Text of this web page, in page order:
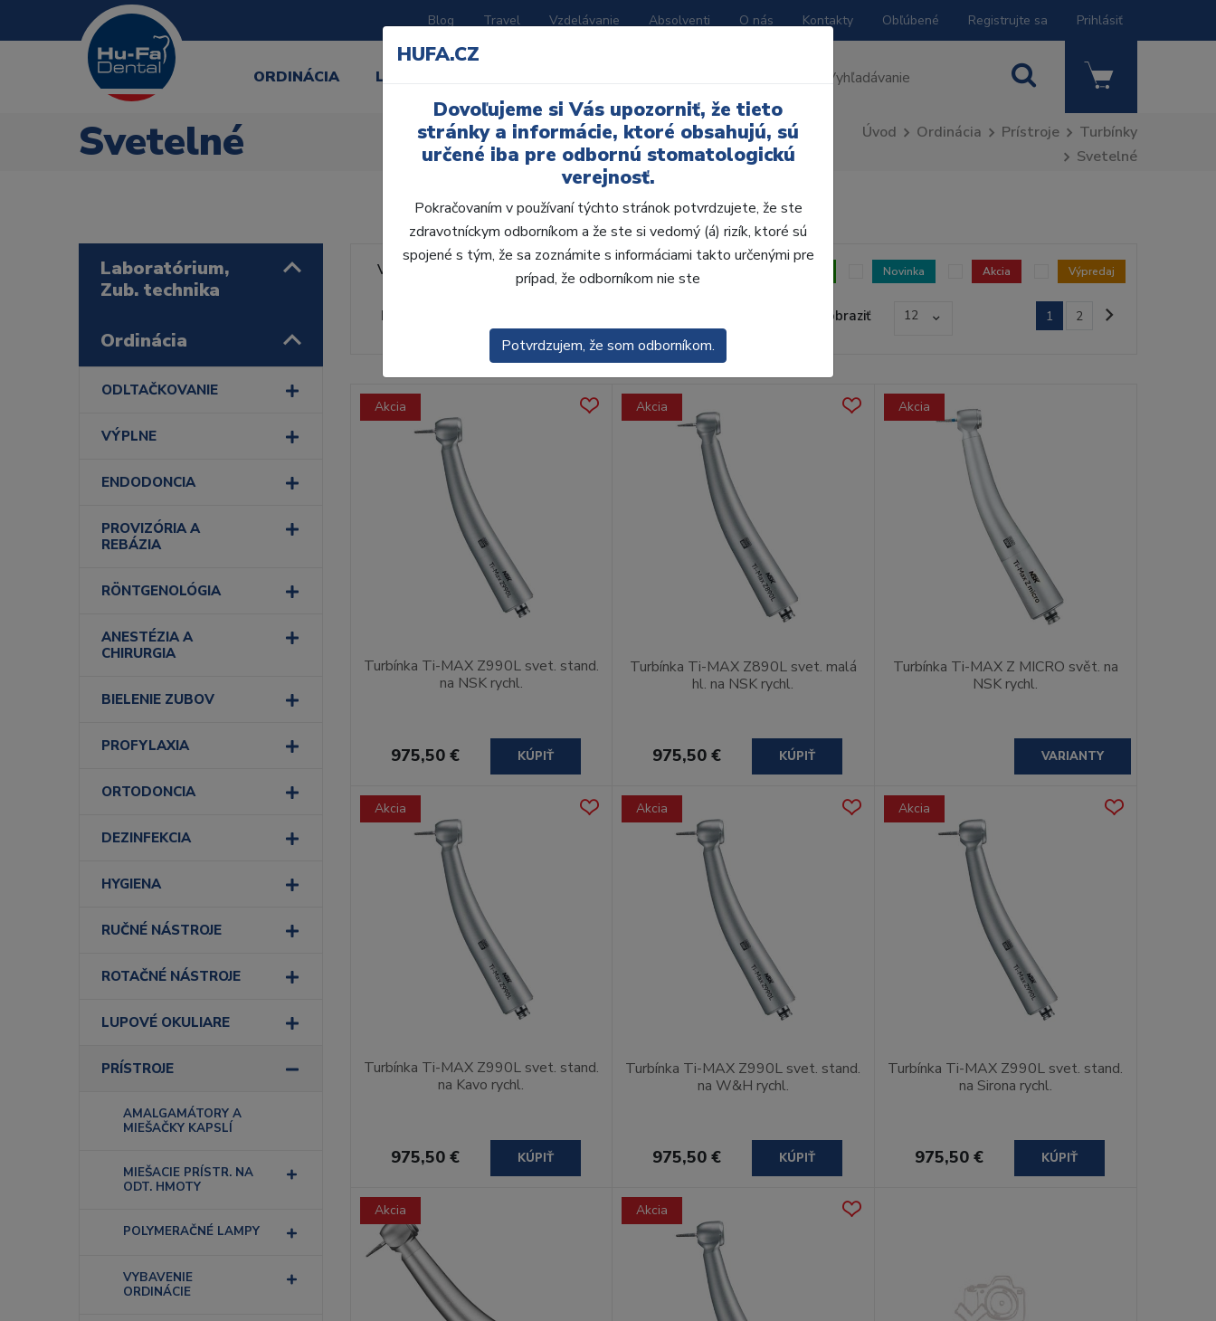
Blog Travel Vzdelávanie Absolventi O nás Kontakty Obľúbené Registrujte sa Prihlásiť
ORDINÁCIA LABORATÓRIUM
Svetelné Úvod Ordinácia Prístroje
Turbínky
Svetelné
Laboratórium,
Zub. technika
Ordinácia
ODLTAČKOVANIE
VÝPLNE
ENDODONCIA
PROVIZÓRIA A
REBÁZIA
RÖNTGENOLÓGIA
ANESTÉZIA A
CHIRURGIA
BIELENIE ZUBOV
PROFYLAXIA
ORTODONCIA
DEZINFEKCIA
HYGIENA
RUČNÉ NÁSTROJE
ROTAČNÉ NÁSTROJE
LUPOVÉ OKULIARE
PRÍSTROJE
AMALGAMÁTORY A
MIEŠAČKY KAPSLÍ
MIEŠACIE PRÍSTR. NA
ODT. HMOTY
POLYMERAČNÉ LAMPY
VYBAVENIE
ORDINÁCIE
Výrobca: Novinka Akcia Výpredaj
Radenie Zobraziť 12 1 2
Akcia
Turbínka Ti-MAX Z990L svet. stand.
na NSK rychl.
975,50 € KÚPIŤ
Akcia
Turbínka Ti-MAX Z890L svet. malá
hl. na NSK rychl.
975,50 € KÚPIŤ
Akcia
Turbínka Ti-MAX Z MICRO svět. na
NSK rychl.
VARIANTY
Akcia
Turbínka Ti-MAX Z990L svet. stand.
na Kavo rychl.
975,50 € KÚPIŤ
Akcia
Turbínka Ti-MAX Z990L svet. stand.
na W&H rychl.
975,50 € KÚPIŤ
Akcia
Turbínka Ti-MAX Z990L svet. stand.
na Sirona rychl.
975,50 € KÚPIŤ
Akcia Akcia
HUFA.CZ
Dovoľujeme si Vás upozorniť, že tieto
stránky a informácie, ktoré obsahujú, sú
určené iba pre odbornú stomatologickú
verejnosť.
Pokračovaním v používaní týchto stránok potvrdzujete, že ste
zdravotníckym odborníkom a že ste si vedomý (á) rizík, ktoré sú
spojené s tým, že sa zoznámite s informáciami takto určenými pre
prípad, že odborníkom nie ste
Potvrdzujem, že som odborníkom.